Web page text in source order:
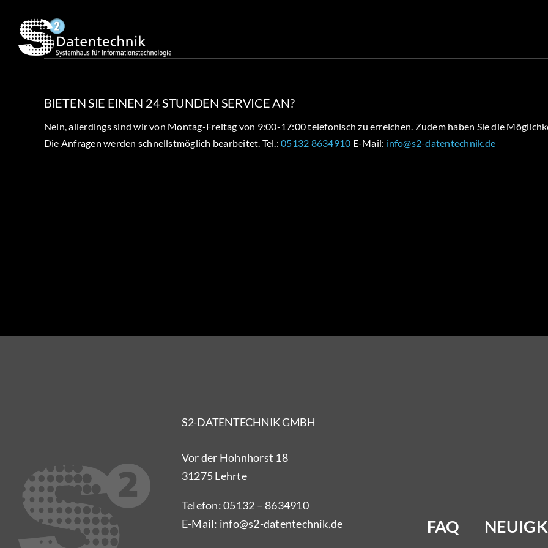
Inhalt
springen
BIETEN SIE EINEN 24 STUNDEN SERVICE AN?
Nein, allerdings sind wir von Montag-Freitag von 9:00-17:00 telefonisch zu erreichen. Zudem haben Sie die
Die Anfragen werden schnellstmöglich bearbeitet. Tel.:05132 8634910 E-Mail: info@s2-datentechnik.de
S2-DATENTECHNIK GMBH
Vor der Hohnhorst 18
31275 Lehrte
Telefon:05132 – 8634910
E-Mail: info@s2-datentechnik.de FAQ